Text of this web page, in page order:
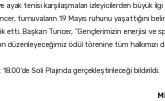
tenisi karşılaşmaları izleyicilerden büyük ilgi
turnuvaların 19 Mayıs ruhunu yaşattığını
etti. Başkan Tuncer, "Gençlerimizin enerjisi ve
düzenleyeceğimiz ödül törenine tüm halkımızı
Soli Plajında gerçekleştirileceği bildirildi.